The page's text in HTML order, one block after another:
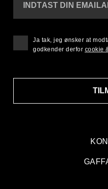
INDTAST DIN
Ja tak, jeg ønsker at
godkender derfor cookie